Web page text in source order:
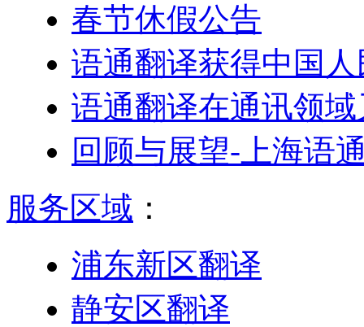
春节休假公告
语通翻译获得中国
语通翻译在通讯领
回顾与展望-上海语
服务区域 ：
浦东新区翻译
静安区翻译